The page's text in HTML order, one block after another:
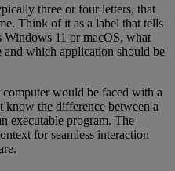
three or four letters, that
Think of it as a label that tells
Windows 11 or macOS, what
which application should be
would be faced with a
know the difference between a
executable program. The
for seamless interaction